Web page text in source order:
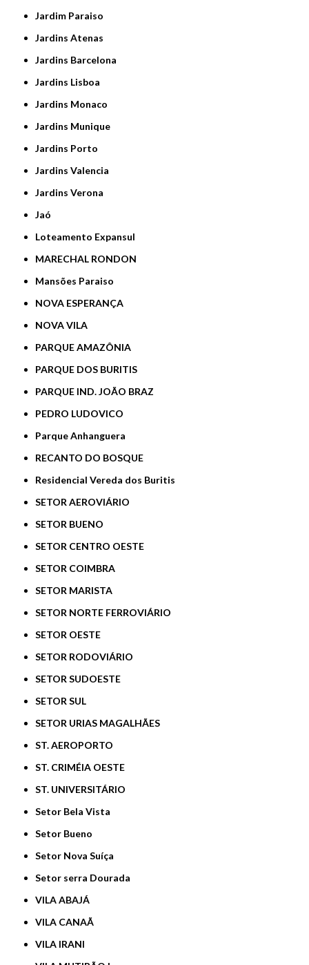
Jardim Paraiso
Jardins Atenas
Jardins Barcelona
Jardins Lisboa
Jardins Monaco
Jardins Munique
Jardins Porto
Jardins Valencia
Jardins Verona
Jaó
Loteamento Expansul
MARECHAL RONDON
Mansões Paraiso
NOVA ESPERANÇA
NOVA VILA
PARQUE AMAZÔNIA
PARQUE DOS BURITIS
PARQUE IND. JOÃO BRAZ
PEDRO LUDOVICO
Parque Anhanguera
RECANTO DO BOSQUE
Residencial Vereda dos Buritis
SETOR AEROVIÁRIO
SETOR BUENO
SETOR CENTRO OESTE
SETOR COIMBRA
SETOR MARISTA
SETOR NORTE FERROVIÁRIO
SETOR OESTE
SETOR RODOVIÁRIO
SETOR SUDOESTE
SETOR SUL
SETOR URIAS MAGALHÃES
ST. AEROPORTO
ST. CRIMÉIA OESTE
ST. UNIVERSITÁRIO
Setor Bela Vista
Setor Bueno
Setor Nova Suíça
Setor serra Dourada
VILA ABAJÁ
VILA CANAÃ
VILA IRANI